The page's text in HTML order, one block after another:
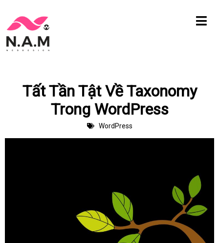
Chuyển
tới
Tất Tần Tật Về Taxonomy
Trong WordPress
WordPress